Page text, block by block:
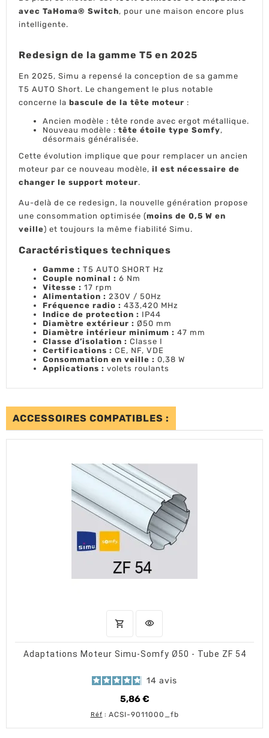
avec TaHoma® Switch, pour une maison encore plus
intelligente.
Redesign de la gamme T5 en 2025
En 2025, Simu a repensé la conception de sa gamme
T5 AUTO Short. Le changement le plus notable
concerne la bascule de la tête moteur :
Ancien modèle : tête ronde avec ergot métallique.
Nouveau modèle : tête étoile type Somfy,
désormais généralisée.
Cette évolution implique que pour remplacer un ancien
moteur par ce nouveau modèle, il est nécessaire de
changer le support moteur.
Au-delà de ce redesign, la nouvelle génération propose
une consommation optimisée (moins de 0,5 W en
veille) et toujours la même fiabilité Simu.
Caractéristiques techniques
Gamme : T5 AUTO SHORT Hz
Couple nominal : 6 Nm
Vitesse : 17 rpm
Alimentation : 230V / 50Hz
Fréquence radio : 433,420 MHz
Indice de protection : IP44
Diamètre extérieur : Ø50 mm
Diamètre intérieur minimum : 47 mm
Classe d’isolation : Classe I
Certifications : CE, NF, VDE
Consommation en veille : 0,38 W
Applications : volets roulants
ACCESSOIRES COMPATIBLES :
shopping_cart AJOUTER AU PANIER
visibility
Adaptations Moteur Simu-Somfy Ø50 - Tube ZF 54
14 avis
5,86 €
Prix
Réf : ACSI-9011000_fb